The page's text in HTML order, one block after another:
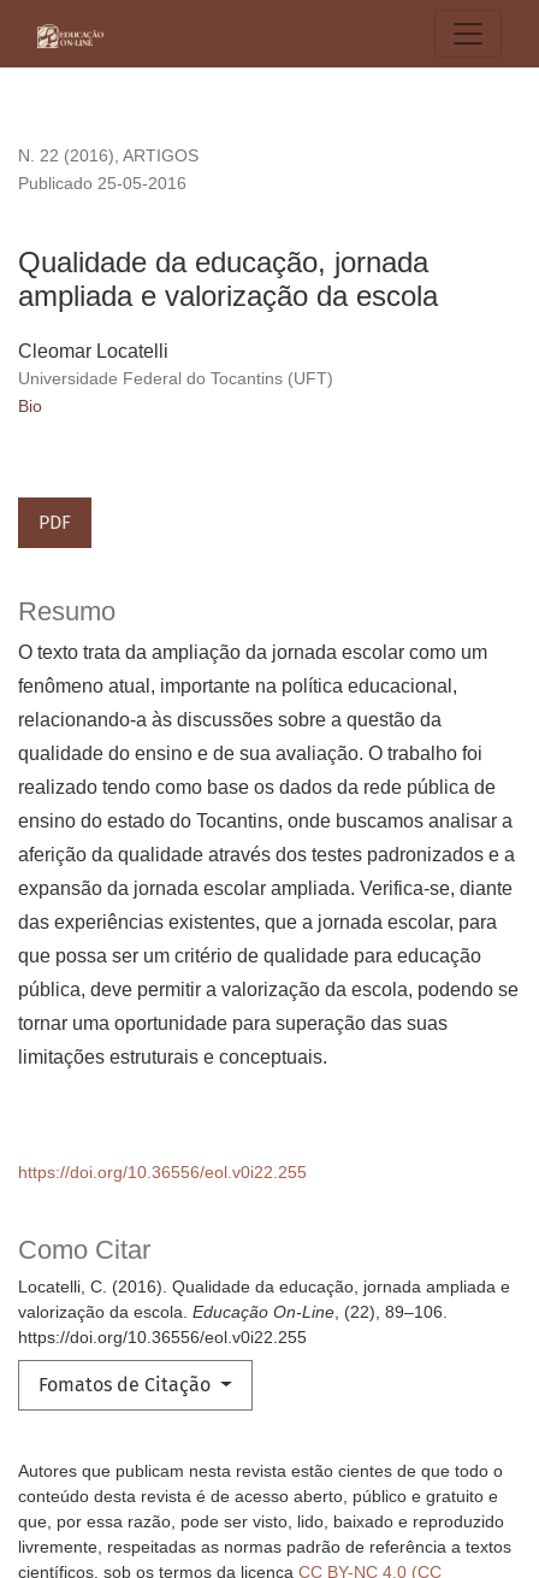
N. 22 (2016), ARTIGOS
Qualidade da educação, jornada
ampliada e valorização da escola
Publicado 25-05-2016
Cleomar Locatelli
Universidade Federal do Tocantins (UFT)
Bio
PDF
Como Citar
Locatelli, C. (2016). Qualidade da educação, jornada ampliada e
valorização da escola. Educação On-Line, (22), 89–106.
https://doi.org/10.36556/eol.v0i22.255
Fomatos de Citação
Resumo
O texto trata da ampliação da jornada escolar como um
fenômeno atual, importante na política educacional,
relacionando-a às discussões sobre a questão da
qualidade do ensino e de sua avaliação. O trabalho foi
realizado tendo como base os dados da rede pública de
ensino do estado do Tocantins, onde buscamos analisar a
aferição da qualidade através dos testes padronizados e a
expansão da jornada escolar ampliada. Verifica-se, diante
das experiências existentes, que a jornada escolar, para
que possa ser um critério de qualidade para educação
pública, deve permitir a valorização da escola, podendo se
tornar uma oportunidade para superação das suas
limitações estruturais e conceptuais.
https://doi.org/10.36556/eol.v0i22.255
Autores que publicam nesta revista estão cientes de que todo o
conteúdo desta revista é de acesso aberto, público e gratuito e
que, por essa razão, pode ser visto, lido, baixado e reproduzido
livremente, respeitadas as normas padrão de referência a textos
científicos, sob os termos da licença CC BY-NC 4.0 (CC